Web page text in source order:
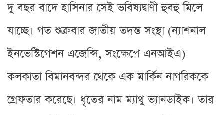
দু বছর বাদে হাসিনার সেই ভবিষ্যদ্বাণী হুবহু মিলে
যাচ্ছে। গত শুক্রবার জাতীয় তদন্ত সংস্থা (ন্যাশনাল
ইনভেস্টিগেশন এজেন্সি, সংক্ষেপে এনআইএ)
কলকাতা বিমানবন্দর থেকে এক মার্কিন নাগরিককে
গ্রেফতার করেছে। ধৃতের নাম ম্যাথু ভ্যানডাইক। তার